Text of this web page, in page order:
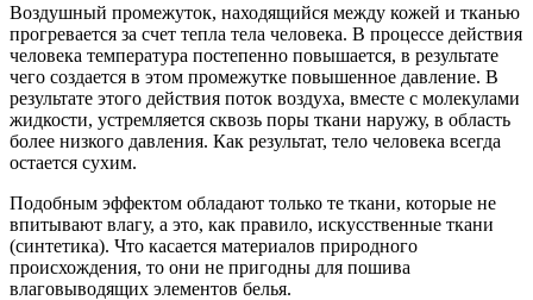
Воздушный промежуток, находящийся между кожей и тканью
прогревается за счет тепла тела человека. В процессе действия
человека температура постепенно повышается, в результате
чего создается в этом промежутке повышенное давление. В
результате этого действия поток воздуха, вместе с молекулами
жидкости, устремляется сквозь поры ткани наружу, в область
более низкого давления. Как результат, тело человека всегда
остается сухим.
Подобным эффектом обладают только те ткани, которые не
впитывают влагу, а это, как правило, искусственные ткани
(синтетика). Что касается материалов природного
происхождения, то они не пригодны для пошива
влаговыводящих элементов белья.